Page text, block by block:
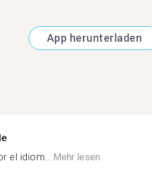
App herunterladen
el idiom... Mehr lesen